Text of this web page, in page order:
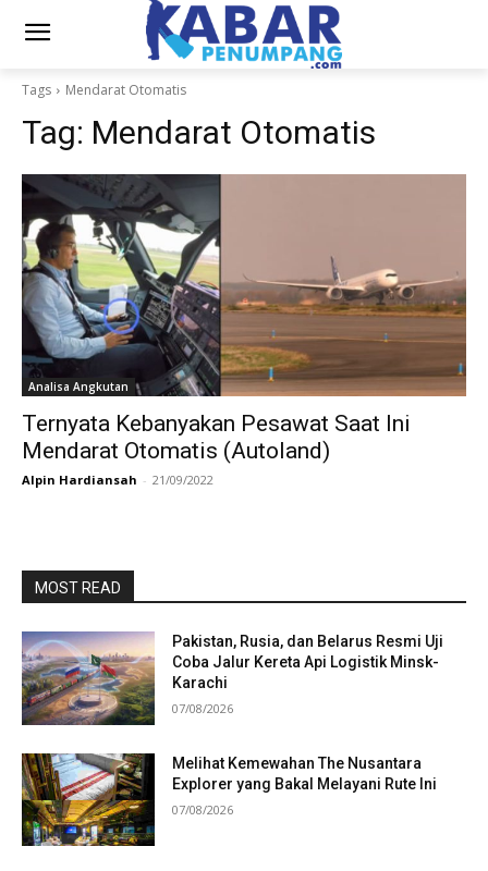
Tags Mendarat Otomatis
Tag: Mendarat Otomatis
Analisa Angkutan
Ternyata Kebanyakan Pesawat Saat Ini
Mendarat Otomatis (Autoland)
Alpin Hardiansah - 21/09/2022
MOST READ
Pakistan, Rusia, dan Belarus Resmi Uji
Coba Jalur Kereta Api Logistik Minsk-
Karachi
07/08/2026
Melihat Kemewahan The Nusantara
Explorer yang Bakal Melayani Rute Ini
07/08/2026